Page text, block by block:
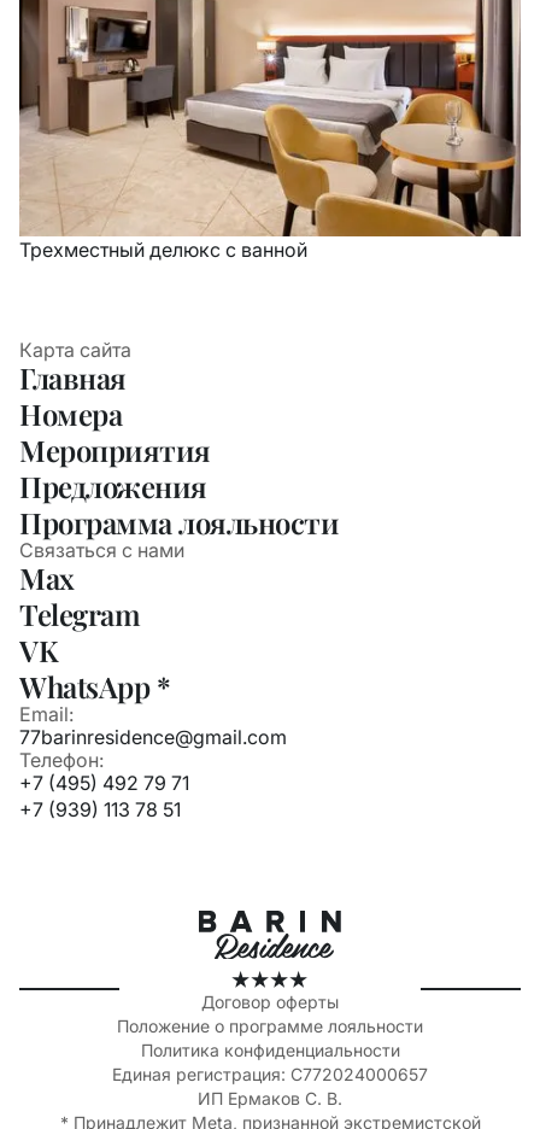
Трехместный делюкс с ванной
Карта сайта
Главная
Номера
Мероприятия
Предложения
Программа лояльности
Связаться с нами
Max
Telegram
VK
WhatsApp *
Email:
77barinresidence@gmail.com
Телефон:
+7 (495) 492 79 71
+7 (939) 113 78 51
Договор оферты
Положение о программе лояльности
Политика конфиденциальности
Единая регистрация: C772024000657
ИП Ермаков С. В.
* Принадлежит Meta, признанной экстремистской